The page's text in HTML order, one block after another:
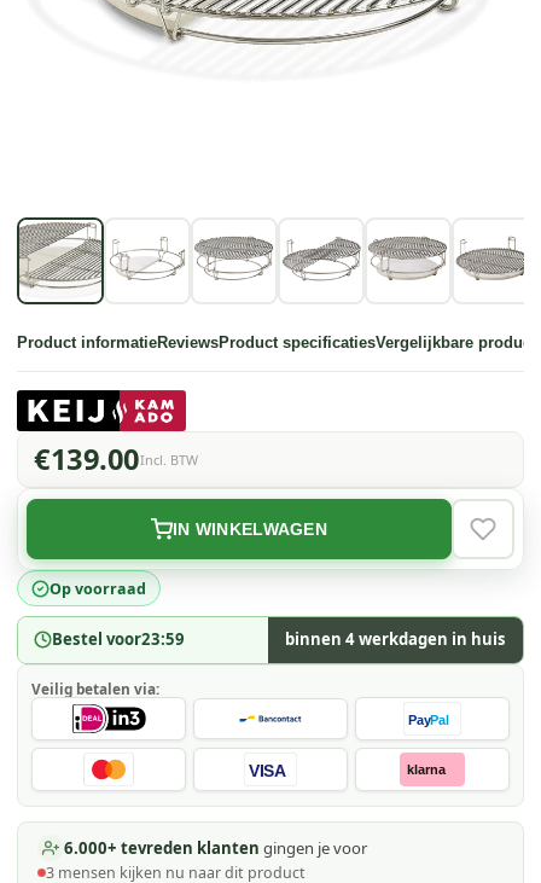
Product informatieReviewsProduct specificatiesVergelijkbare
€139.00Incl. BTW
Op voorraad
Bestel voor23:59 binnen 4 werkdagen in huis
IN WINKELWAGEN
Veilig betalen via:
PayPal
VISA klarna
6.000+ tevreden klanten gingen je voor
3 mensen kijken nu naar dit product